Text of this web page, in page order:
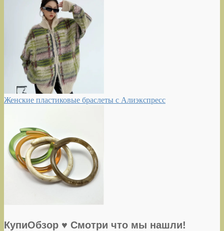
Женские пластиковые браслеты с Алиэкспресс
КупиОбзор ♥ Смотри что мы нашли!